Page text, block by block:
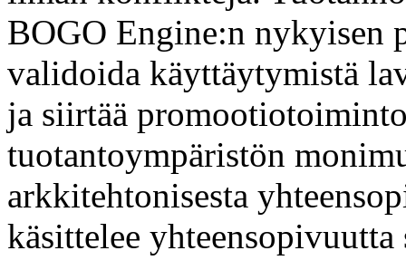
BOGO Engine:n nykyisen
validoida käyttäytymistä
ja siirtää
tuotantoympäristön
arkkitehtonisesta
käsittelee